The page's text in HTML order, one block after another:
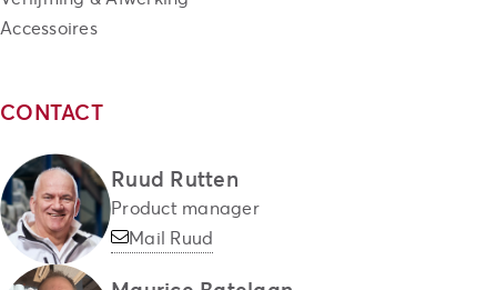
Accessoires
CONTACT
Ruud Rutten
Product manager
Mail Ruud